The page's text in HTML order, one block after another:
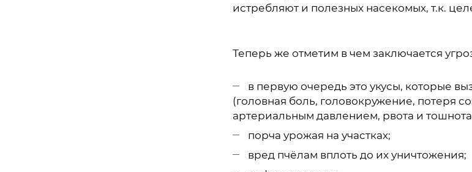
истребляют и полезных насекомых, т.к.
Теперь же отметим в чем заключается
в первую очередь это укусы, которые
(головная боль, головокружение, потеря
артериальным давлением, рвота и
порча урожая на участках;
вред пчёлам вплоть до их уничтожения;